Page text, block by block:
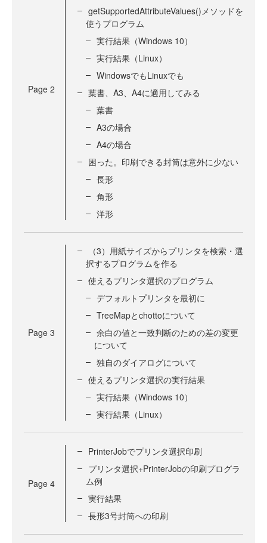
Page 2
getSupportedAttributeValues()メソッドを
使うプログラム
実行結果（Windows 10）
実行結果（Linux）
WindowsでもLinuxでも
葉書、A3、A4に適用してみる
葉書
A3の場合
A4の場合
困った。印刷できる封筒は意外に少ない
長形
角形
洋形
Page 3
（3）用紙サイズからプリンタを検索・選
択するプログラムを作る
使えるプリンタ選択のプログラム
デフォルトプリンタを最初に
TreeMapとchottoについて
余白の値と一致判断のための差の変更
について
独自のダイアログについて
使えるプリンタ選択の実行結果
実行結果（Windows 10）
実行結果（Linux）
Page 4
PrinterJobでプリンタ選択印刷
プリンタ選択+PrinterJobの印刷プログラ
ム例
実行結果
長形3号封筒への印刷